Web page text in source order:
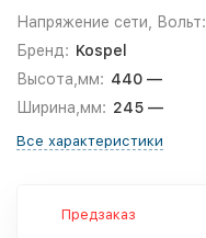
Напряжение сети, Вольт:
Бренд: Kospel
Высота,мм: 440 —
Ширина,мм: 245 —
Все характеристики
Предзаказ